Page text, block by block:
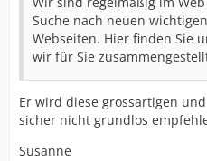
Suche nach neuen
Webseiten. Hier finden Sie
wir für Sie
Er wird diese grossartigen
sicher nicht grundlos
Susanne